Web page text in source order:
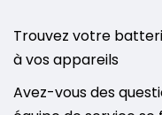
Trouvez votre
à vos appareils
Avez-vous des